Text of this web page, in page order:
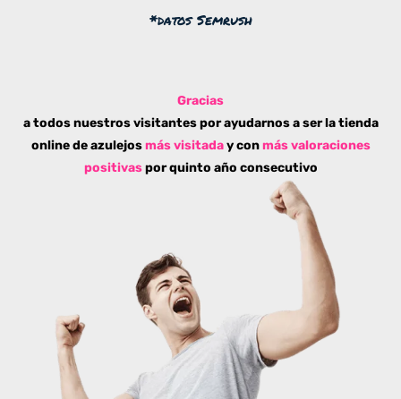
*datos Semrush
Gracias
a todos nuestros visitantes por ayudarnos a ser la tienda
online de azulejos más visitaday conmás valoraciones
positivaspor quinto año consecutivo